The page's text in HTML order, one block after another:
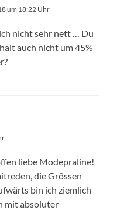
um 18:22 Uhr
nicht sehr nett … Du
auch nicht um 45%
liebe Modepraline!
die Grössen
bin ich ziemlich
mit absoluter